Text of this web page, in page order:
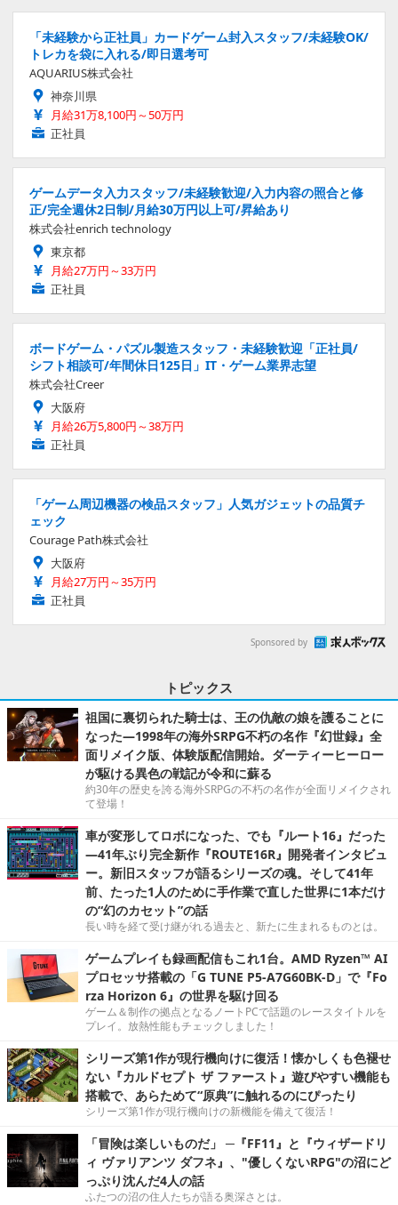
「未経験から正社員」カードゲーム封入スタッフ/未経験OK/
トレカを袋に入れる/即日選考可
AQUARIUS株式会社
神奈川県
月給31万8,100円～50万円
正社員
ゲームデータ入力スタッフ/未経験歓迎/入力内容の照合と修
正/完全週休2日制/月給30万円以上可/昇給あり
株式会社enrich technology
東京都
月給27万円～33万円
正社員
ボードゲーム・パズル製造スタッフ・未経験歓迎「正社員/
シフト相談可/年間休日125日」IT・ゲーム業界志望
株式会社Creer
大阪府
月給26万5,800円～38万円
正社員
「ゲーム周辺機器の検品スタッフ」人気ガジェットの品質チ
ェック
Courage Path株式会社
大阪府
月給27万円～35万円
正社員
Sponsored by
トピックス
祖国に裏切られた騎士は、王の仇敵の娘を護ることに
なった―1998年の海外SRPG不朽の名作『幻世録』全
面リメイク版、体験版配信開始。ダーティーヒーロー
が駆ける異色の戦記が令和に蘇る
約30年の歴史を誇る海外SRPGの不朽の名作が全面リメイクされ
て登場！
車が変形してロボになった、でも『ルート16』だった
―41年ぶり完全新作『ROUTE16R』開発者インタビュ
ー。新旧スタッフが語るシリーズの魂。そして41年
前、たった1人のために手作業で直した世界に1本だけ
の“幻のカセット”の話
長い時を経て受け継がれる過去と、新たに生まれるものとは。
ゲームプレイも録画配信もこれ1台。AMD Ryzen™ AI
プロセッサ搭載の「G TUNE P5-A7G60BK-D」で『Fo
rza Horizon 6』の世界を駆け回る
ゲーム＆制作の拠点となるノートPCで話題のレースタイトルを
プレイ。放熱性能もチェックしました！
シリーズ第1作が現行機向けに復活！懐かしくも色褪せ
ない『カルドセプト ザ ファースト』遊びやすい機能も
搭載で、あらためて“原典”に触れるのにぴったり
シリーズ第1作が現行機向けの新機能を備えて復活！
「冒険は楽しいものだ」 ─『FF11』と『ウィザードリ
ィ ヴァリアンツ ダフネ』、"優しくないRPG"の沼にど
っぷり沈んだ4人の話
ふたつの沼の住人たちが語る奥深さとは。